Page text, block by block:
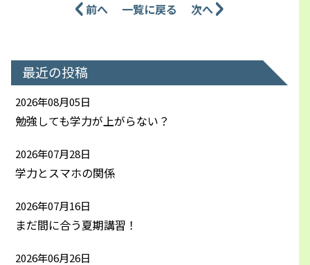
前へ 一覧に戻る 次へ
最近の投稿
2026年08月05日
勉強しても学力が上がらない？
2026年07月28日
学力とスマホの関係
2026年07月16日
まだ間に合う夏期講習！
2026年06月26日